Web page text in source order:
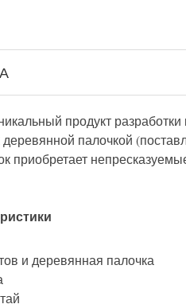
продукт
палочкой
приобретает
и деревянная палочка